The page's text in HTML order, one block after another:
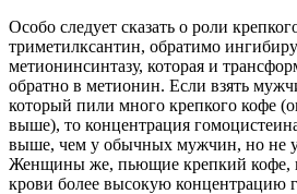
Особо следует сказать о роли
триметилксантин, обратимо
метионинсинтазу, которая и
обратно в метионин. Если взять
который пили много крепкого кофе
выше), то концентрация
выше, чем у обычных мужчин, но не
Женщины же, пьющие крепкий кофе,
крови более высокую концентрацию